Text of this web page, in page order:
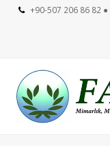
+90-507 206 86 82